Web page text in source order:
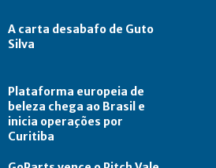
A carta desabafo de Guto
Silva
Plataforma europeia de
beleza chega ao Brasil e
inicia operações por
Curitiba